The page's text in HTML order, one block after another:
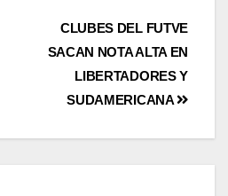
CLUBES DEL FUTVE
SACAN NOTA ALTA EN
LIBERTADORES Y
SUDAMERICANA